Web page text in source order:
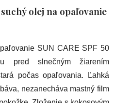
olej na opaľovanie
SUN CARE SPF 50
pred slnečným žiarením
počas opaľovania. Ľahká
nezanecháva mastný film